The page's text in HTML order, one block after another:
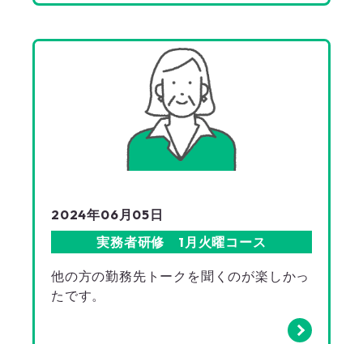
2024年06月05日
実務者研修 1月火曜コース
他の方の勤務先トークを聞くのが楽しかっ
たです。